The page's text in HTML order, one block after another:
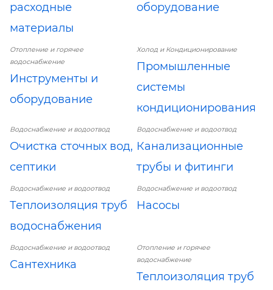
расходные
материалы
оборудование
Отопление и горячее
водоснабжение
Инструменты и
оборудование
Холод и Кондиционирование
Промышленные
системы
кондиционирования
Водоснабжение и водоотвод
Очистка сточных вод,
септики
Водоснабжение и водоотвод
Канализационные
трубы и фитинги
Водоснабжение и водоотвод
Теплоизоляция труб
водоснабжения
Водоснабжение и водоотвод
Насосы
Водоснабжение и водоотвод
Сантехника
Отопление и горячее
водоснабжение
Теплоизоляция труб